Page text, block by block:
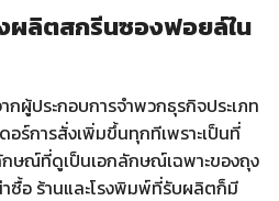
ผลิตสกรีนซองฟอยล์ใน
ผู้ประกอบการจำพวกธุรกิจประเภท
อร์การสั่งเพิ่มขึ้นทุกทีเพราะเป็นที่
ษณ์ที่ดูเป็นเอกลักษณ์เฉพาะของถุง
ซื้อ ร้านและโรงพิมพ์ที่รับผลิตก็มี